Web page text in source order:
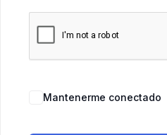
Mantenerme conectado